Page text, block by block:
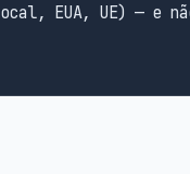
EUA, UE) — e